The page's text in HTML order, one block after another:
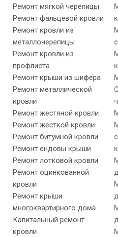
Ремонт мягкой черепицы
Ремонт фальцевой кровли
Ремонт кровли из
металлочерепицы
Ремонт кровли из
профлиста
Ремонт крыши из шифера
Ремонт металлической
кровли
Ремонт жестяной кровли
Ремонт жесткой кровли
Ремонт битумной кровли
Ремонт ендовы крыши
Ремонт лотковой кровли
Ремонт оцинкованной
кровли
Ремонт крыши
многоквартирного дома
Капитальный ремонт
кровли